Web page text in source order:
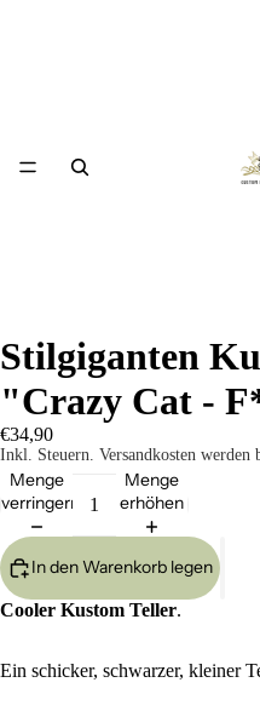
Stilgiganten
"Crazy Cat -
€34,90
Inkl. Steuern. Versandkosten werden
Menge
verringern
Menge
erhöhen
In den Warenkorb legen
Cooler Kustom Teller.
Ein schicker, schwarzer, kleiner